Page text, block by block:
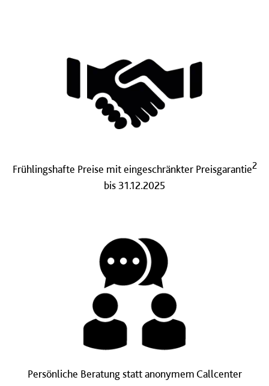
Frühlingshafte Preise mit eingeschränkter Preisgarantie2
bis 31.12.2025
Persönliche Beratung statt anonymem Callcenter